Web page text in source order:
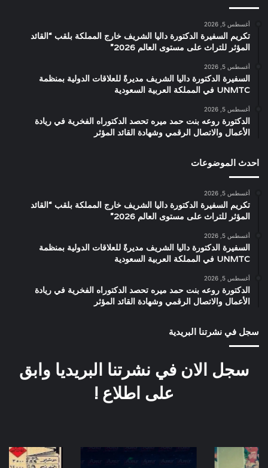
أغسطس 5, 2026
تكريم السفيرة الدكتورة داليا الشريف خارج المملكة بلقب “القائد
المؤثر للتراث على مستوى العالم 2026”
أغسطس 5, 2026
السفيرة الدكتورة داليا الشريف مديرةً للعلاقات الدولية بمنظمة
UNMTC في المملكة العربية السعودية
أغسطس 5, 2026
الدكتورة روعه بنت حمد ميره تحصد الدكتوراه الفخرية في ريادة
الأعمال والاتصال الرقمي وشهادة القائد المؤثر
احدث الموضوعات
أغسطس 5, 2026
تكريم السفيرة الدكتورة داليا الشريف خارج المملكة بلقب “القائد
المؤثر للتراث على مستوى العالم 2026”
أغسطس 5, 2026
السفيرة الدكتورة داليا الشريف مديرةً للعلاقات الدولية بمنظمة
UNMTC في المملكة العربية السعودية
أغسطس 5, 2026
الدكتورة روعه بنت حمد ميره تحصد الدكتوراه الفخرية في ريادة
الأعمال والاتصال الرقمي وشهادة القائد المؤثر
سجل في نشرتنا البريدية
سجل الان في نشرتنا البريديا وابق
على اطلاع !
كواليس
البوم